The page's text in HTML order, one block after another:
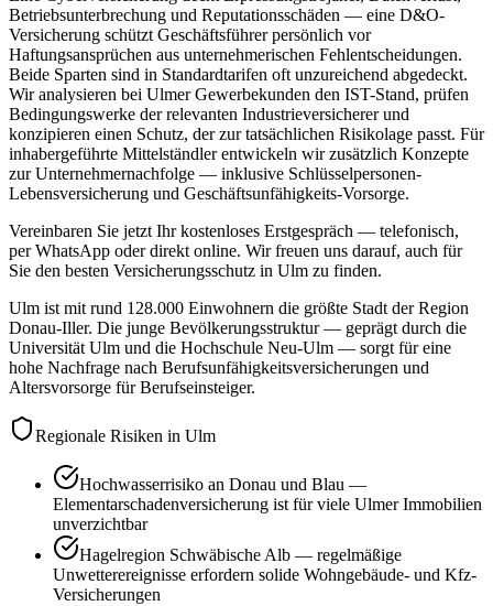
Betriebsunterbrechung und Reputationsschäden — eine D&O-
Versicherung schützt Geschäftsführer persönlich vor
Haftungsansprüchen aus unternehmerischen Fehlentscheidungen.
Beide Sparten sind in Standardtarifen oft unzureichend abgedeckt.
Wir analysieren bei Ulmer Gewerbekunden den IST-Stand, prüfen
Bedingungswerke der relevanten Industrieversicherer und
konzipieren einen Schutz, der zur tatsächlichen Risikolage passt. Für
inhabergeführte Mittelständler entwickeln wir zusätzlich Konzepte
zur Unternehmernachfolge — inklusive Schlüsselpersonen-
Lebensversicherung und Geschäftsunfähigkeits-Vorsorge.
Vereinbaren Sie jetzt Ihr kostenloses Erstgespräch — telefonisch,
per WhatsApp oder direkt online. Wir freuen uns darauf, auch für
Sie den besten Versicherungsschutz in Ulm zu finden.
Ulm ist mit rund 128.000 Einwohnern die größte Stadt der Region
Donau-Iller. Die junge Bevölkerungsstruktur — geprägt durch die
Universität Ulm und die Hochschule Neu-Ulm — sorgt für eine
hohe Nachfrage nach Berufsunfähigkeitsversicherungen und
Altersvorsorge für Berufseinsteiger.
Regionale Risiken in Ulm
Hochwasserrisiko an Donau und Blau —
Elementarschadenversicherung ist für viele Ulmer Immobilien
unverzichtbar
Hagelregion Schwäbische Alb — regelmäßige
Unwetterereignisse erfordern solide Wohngebäude- und Kfz-
Versicherungen